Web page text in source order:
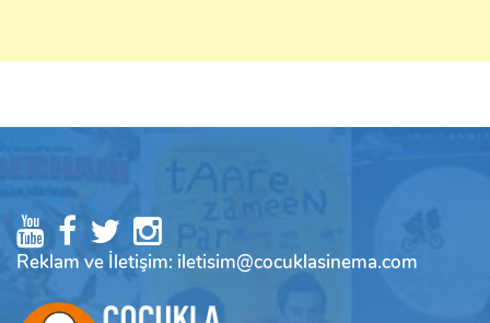
Reklam ve İletişim: iletisim@cocuklasinema.com